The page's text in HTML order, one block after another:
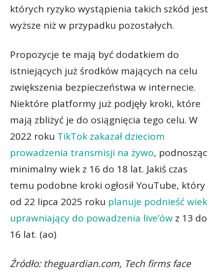
których ryzyko wystąpienia takich szkód jest
wyższe niż w przypadku pozostałych.
Propozycje te mają być dodatkiem do
istniejących już środków mających na celu
zwiększenia bezpieczeństwa w internecie.
Niektóre platformy już podjęły kroki, które
mają zbliżyć je do osiągnięcia tego celu. W
2022 roku TikTok zakazał dzieciom
prowadzenia transmisji na żywo, podnosząc
minimalny wiek z 16 do 18 lat. Jakiś czas
temu podobne kroki ogłosił YouTube, który
od 22 lipca 2025 roku planuje podnieść wiek
uprawniający do powadzenia live’ów z 13 do
16 lat. (ao)
Źródło: theguardian.com, Tech firms face